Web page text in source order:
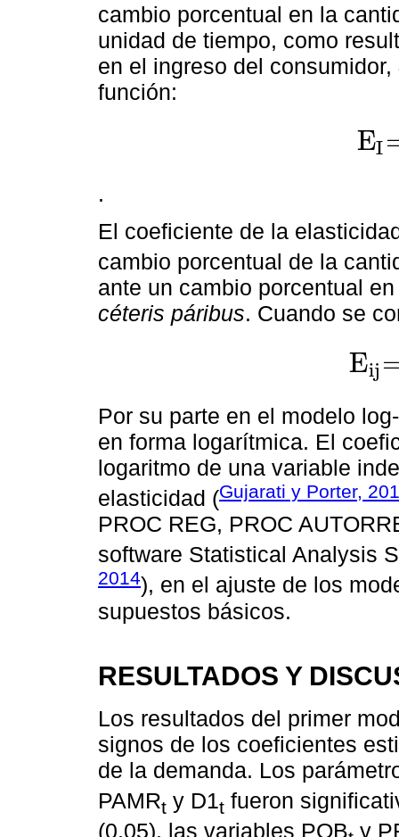
cambio porcentual en la
unidad de tiempo, como
en el ingreso del consumidor,
función:
EI
EI=∂ Q∂
.
El coeficiente de la
cambio porcentual de la
ante un cambio porcentual
céteris páribus. Cuando se
Eij
Eij=∂Qi∂
Por su parte en el modelo
en forma logarítmica. El
logaritmo de una variable
elasticidad (Gujarati y Porter,
PROC REG, PROC
software Statistical Analysis
2014), en el ajuste de los
supuestos básicos.
RESULTADOS Y
Los resultados del primer
signos de los coeficientes
de la demanda. Los
PAMRt y D1t fueron
(0.05), las variables POB y